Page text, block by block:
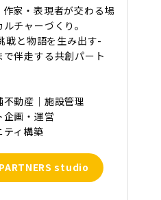
家・表現者が交わる場
チャーづくり。
戦と物語を生み出す-
伴走する共創パート
動産｜施設管理
画・運営
ティ構築
studio